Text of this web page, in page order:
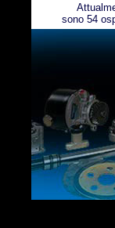
sono 54